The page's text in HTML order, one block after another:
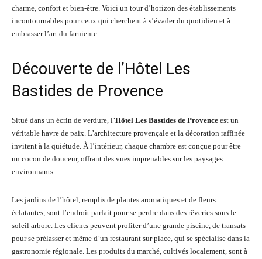
charme, confort et bien-être. Voici un tour d’horizon des établissements
incontournables pour ceux qui cherchent à s’évader du quotidien et à
embrasser l’art du farniente.
Découverte de l’Hôtel Les
Bastides de Provence
Situé dans un écrin de verdure, l’Hôtel Les Bastides de Provence est un
véritable havre de paix. L’architecture provençale et la décoration raffinée
invitent à la quiétude. À l’intérieur, chaque chambre est conçue pour être
un cocon de douceur, offrant des vues imprenables sur les paysages
environnants.
Les jardins de l’hôtel, remplis de plantes aromatiques et de fleurs
éclatantes, sont l’endroit parfait pour se perdre dans des rêveries sous le
soleil arbore. Les clients peuvent profiter d’une grande piscine, de transats
pour se prélasser et même d’un restaurant sur place, qui se spécialise dans la
gastronomie régionale. Les produits du marché, cultivés localement, sont à